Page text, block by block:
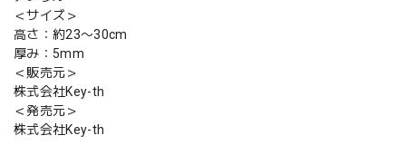
＜サイズ＞
高さ：約23〜30cm
厚み：5mm
＜販売元＞
株式会社Key-th
＜発売元＞
株式会社Key-th